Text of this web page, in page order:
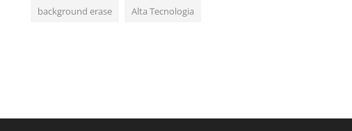
background erase Alta Tecnologia